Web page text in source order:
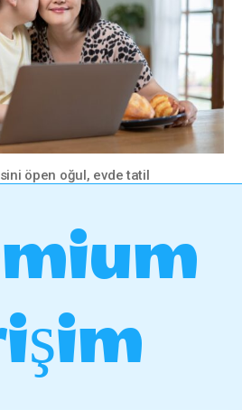
öpen oğul, evde tatil